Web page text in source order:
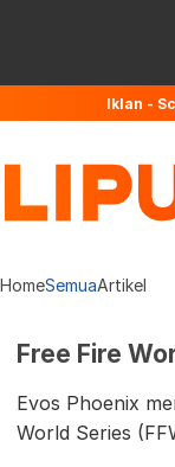
Iklan -
HomeSemuaArtikel
Free Fire
Evos Phoenix
World Series